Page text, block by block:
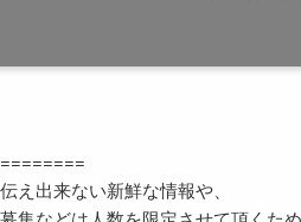
え出来ない新鮮な情報や、